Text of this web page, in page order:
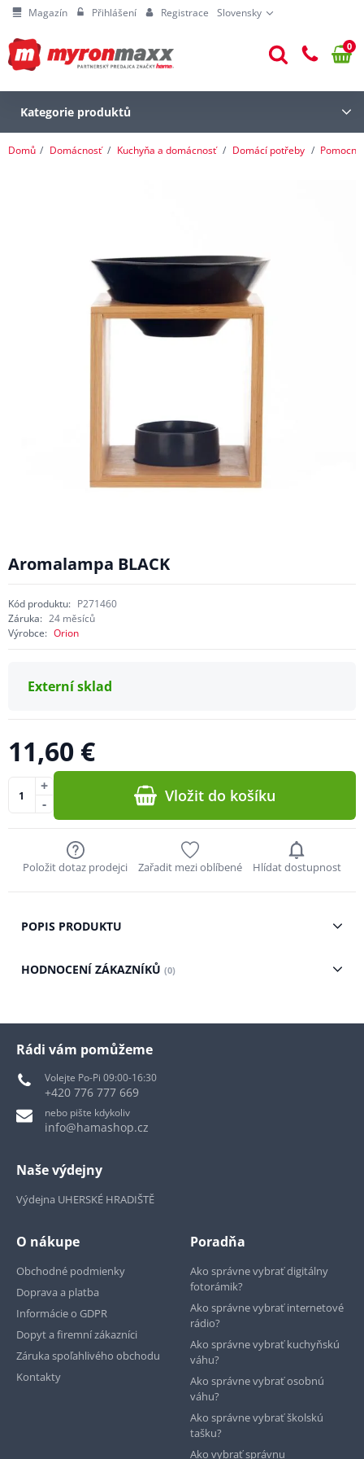
Magazín Přihlášení Registrace Slovensky
0
Kategorie produktů
Domů Domácnosť Kuchyňa a domácnosť Domácí potřeby
Aromalampa BLACK
Kód produktu: P271460
Záruka: 24 měsíců
Výrobce: Orion
Externí sklad
11,60 €
-
+ Vložit do košíku
Položit dotaz prodejci Zařadit mezi oblíbené Hlídat dostupnost
POPIS PRODUKTU
HODNOCENÍ ZÁKAZNÍKŮ (0)
Rádi vám pomůžeme
Volejte Po-Pi 09:00-16:30
+420 776 777 669
nebo pište kdykoliv
info@hamashop.cz
Naše výdejny
Výdejna UHERSKÉ HRADIŠTĚ
O nákupe
Obchodné podmienky
Doprava a platba
Informácie o GDPR
Dopyt a firemní zákazníci
Záruka spoľahlivého obchodu
Kontakty
Poradňa
Ako správne vybrať digitálny
fotorámik?
Ako správne vybrať internetové
rádio?
Ako správne vybrať kuchyňskú
váhu?
Ako správne vybrať osobnú
váhu?
Ako správne vybrať školskú
tašku?
Ako vybrať správnu